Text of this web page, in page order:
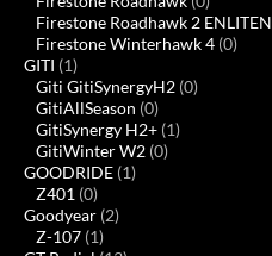
Firestone Roadhawk 2 ENLITEN
Firestone Winterhawk 4 (0)
GITI (1)
Giti GitiSynergyH2 (0)
GitiAllSeason (0)
GitiSynergy H2+ (1)
GitiWinter W2 (0)
GOODRIDE (1)
Z401 (0)
Goodyear (2)
Z-107 (1)